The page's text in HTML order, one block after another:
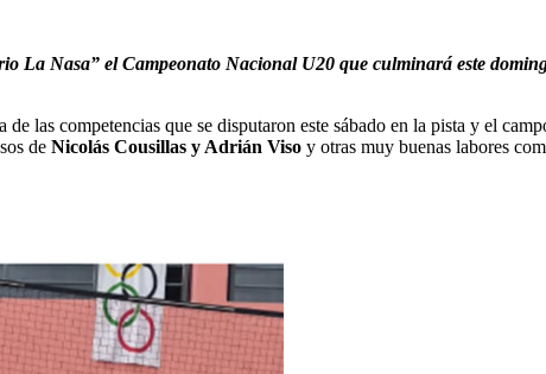
La Nasa” el Campeonato Nacional U20 que culminará este
las competencias que se disputaron este sábado en la pista y el
de Nicolás Cousillas y Adrián Viso y otras muy buenas labores